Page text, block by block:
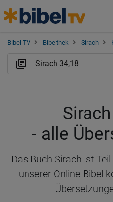
Bibel TV Bibelthek Sirach
- alle
Das Buch Sirach ist
unserer Online-Bibel